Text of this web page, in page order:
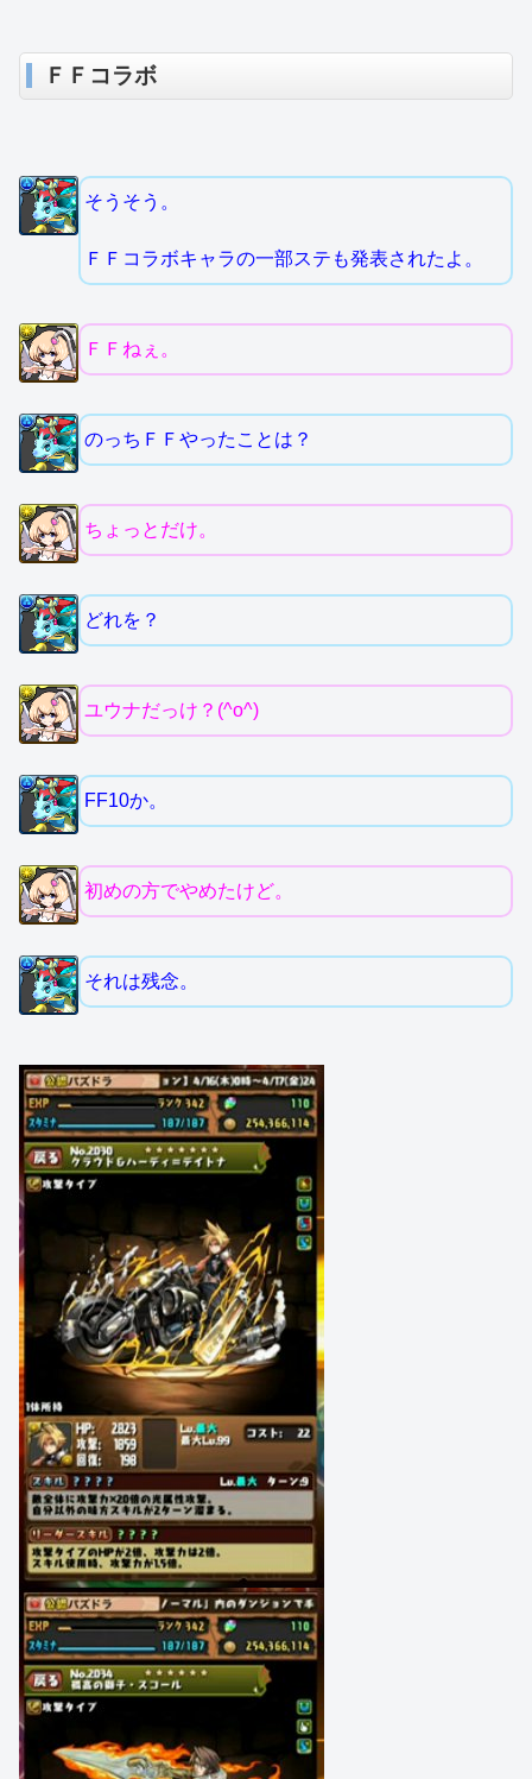
ＦＦコラボ
そうそう。
ＦＦコラボキャラの一部ステも発表されたよ。
ＦＦねぇ。
のっちＦＦやったことは？
ちょっとだけ。
どれを？
ユウナだっけ？(^o^)
FF10か。
初めの方でやめたけど。
それは残念。